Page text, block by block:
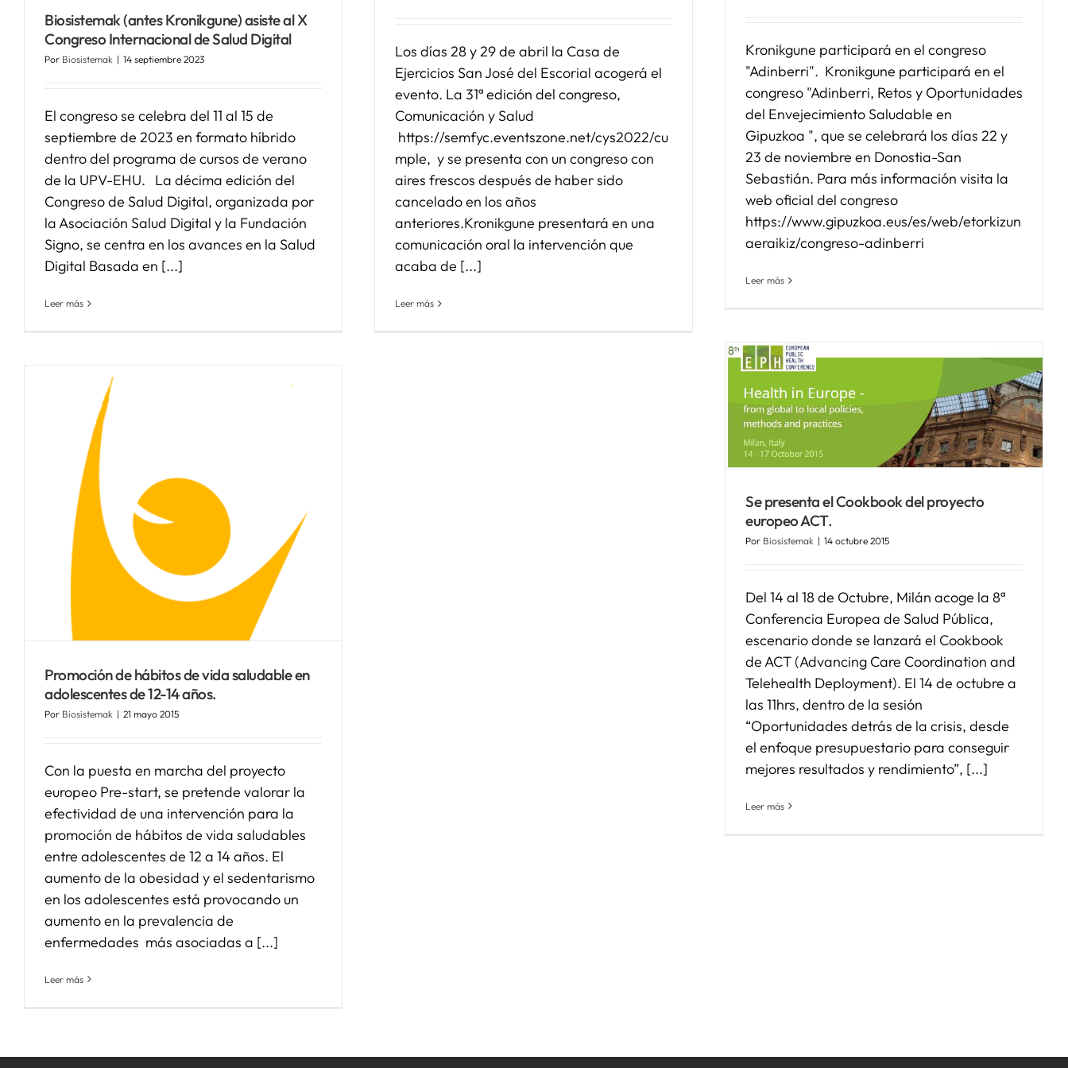
Biosistemak (antes Kronikgune) asiste al X
Congreso Internacional de Salud Digital
Por Biosistemak | 14 septiembre 2023
El congreso se celebra del 11 al 15 de
septiembre de 2023 en formato híbrido
dentro del programa de cursos de verano
de la UPV-EHU. La décima edición del
Congreso de Salud Digital, organizada por
la Asociación Salud Digital y la Fundación
Signo, se centra en los avances en la Salud
Digital Basada en [...]
Leer más
Los días 28 y 29 de abril la Casa de
Ejercicios San José del Escorial acogerá el
evento. La 31ª edición del congreso,
Comunicación y Salud
https://semfyc.eventszone.net/cys2022/cu
mple, y se presenta con un congreso con
aires frescos después de haber sido
cancelado en los años
anteriores.Kronikgune presentará en una
comunicación oral la intervención que
acaba de [...]
Leer más
Kronikgune participará en el congreso
"Adinberri". Kronikgune participará en el
congreso "Adinberri, Retos y Oportunidades
del Envejecimiento Saludable en
Gipuzkoa ", que se celebrará los días 22 y
23 de noviembre en Donostia-San
Sebastián. Para más información visita la
web oficial del congreso
https://www.gipuzkoa.eus/es/web/etorkizun
aeraikiz/congreso-adinberri
Leer más
Se presenta el Cookbook del proyecto
europeo ACT.
Por Biosistemak | 14 octubre 2015
Del 14 al 18 de Octubre, Milán acoge la 8ª
Conferencia Europea de Salud Pública,
escenario donde se lanzará el Cookbook
de ACT (Advancing Care Coordination and
Telehealth Deployment). El 14 de octubre a
las 11hrs, dentro de la sesión
“Oportunidades detrás de la crisis, desde
el enfoque presupuestario para conseguir
mejores resultados y rendimiento”, [...]
Leer más
Promoción de hábitos de vida saludable en
adolescentes de 12-14 años.
Por Biosistemak | 21 mayo 2015
Con la puesta en marcha del proyecto
europeo Pre-start, se pretende valorar la
efectividad de una intervención para la
promoción de hábitos de vida saludables
entre adolescentes de 12 a 14 años. El
aumento de la obesidad y el sedentarismo
en los adolescentes está provocando un
aumento en la prevalencia de
enfermedades más asociadas a [...]
Leer más